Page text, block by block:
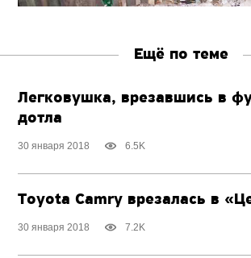
Ещё по теме
Легковушка, врезавшись в
дотла
30 января 2018 6.5K
Toyota Camry врезалась в
30 января 2018 7.2K